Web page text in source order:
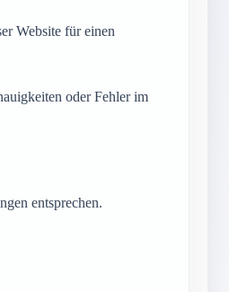
Website für einen
oder Fehler im
entsprechen.